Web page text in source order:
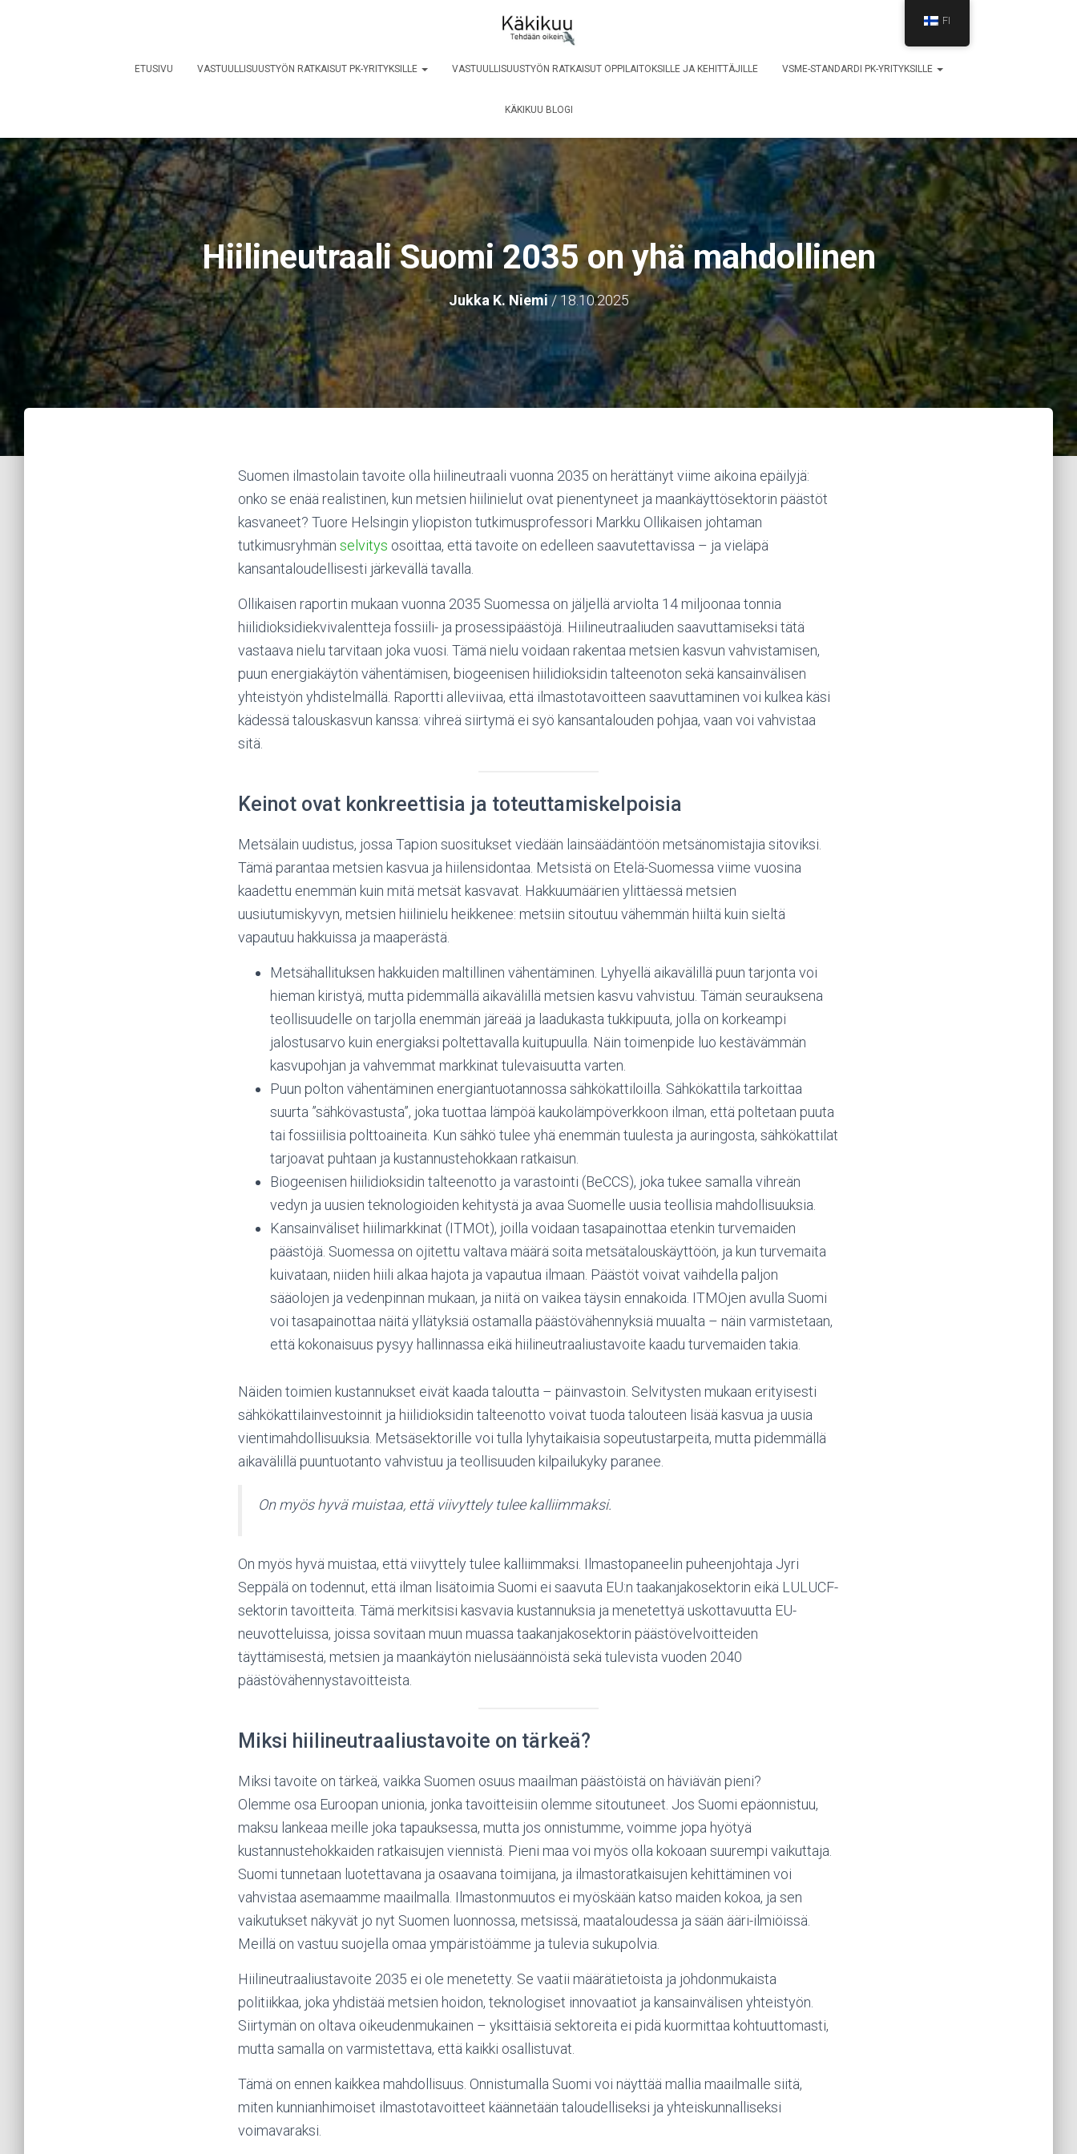
ETUSIVU VASTUULLISUUSTYÖN RATKAISUT PK-YRITYKSILLE VASTUULLISUUSTYÖN RATKAISUT OPPILAITOKSILLE JA KEHITTÄJILLE VSME-STANDARDI PK-YRITYKSILLE
KÄKIKUU BLOGI
Hiilineutraali Suomi 2035 on yhä mahdollinen
Jukka K. Niemi/18.10.2025
Suomen ilmastolain tavoite olla hiilineutraali vuonna 2035 on herättänyt viime aikoina epäilyjä:
onko se enää realistinen, kun metsien hiilinielut ovat pienentyneet ja maankäyttösektorin päästöt
kasvaneet? Tuore Helsingin yliopiston tutkimusprofessori Markku Ollikaisen johtaman
tutkimusryhmän selvitys osoittaa, että tavoite on edelleen saavutettavissa – ja vieläpä
kansantaloudellisesti järkevällä tavalla.
Ollikaisen raportin mukaan vuonna 2035 Suomessa on jäljellä arviolta 14 miljoonaa tonnia
hiilidioksidiekvivalentteja fossiili- ja prosessipäästöjä. Hiilineutraaliuden saavuttamiseksi tätä
vastaava nielu tarvitaan joka vuosi. Tämä nielu voidaan rakentaa metsien kasvun vahvistamisen,
puun energiakäytön vähentämisen, biogeenisen hiilidioksidin talteenoton sekä kansainvälisen
yhteistyön yhdistelmällä. Raportti alleviivaa, että ilmastotavoitteen saavuttaminen voi kulkea käsi
kädessä talouskasvun kanssa: vihreä siirtymä ei syö kansantalouden pohjaa, vaan voi vahvistaa
sitä.
Keinot ovat konkreettisia ja toteuttamiskelpoisia
Metsälain uudistus, jossa Tapion suositukset viedään lainsäädäntöön metsänomistajia sitoviksi.
Tämä parantaa metsien kasvua ja hiilensidontaa. Metsistä on Etelä-Suomessa viime vuosina
kaadettu enemmän kuin mitä metsät kasvavat. Hakkuumäärien ylittäessä metsien
uusiutumiskyvyn, metsien hiilinielu heikkenee: metsiin sitoutuu vähemmän hiiltä kuin sieltä
vapautuu hakkuissa ja maaperästä.
Metsähallituksen hakkuiden maltillinen vähentäminen. Lyhyellä aikavälillä puun tarjonta voi
hieman kiristyä, mutta pidemmällä aikavälillä metsien kasvu vahvistuu. Tämän seurauksena
teollisuudelle on tarjolla enemmän järeää ja laadukasta tukkipuuta, jolla on korkeampi
jalostusarvo kuin energiaksi poltettavalla kuitupuulla. Näin toimenpide luo kestävämmän
kasvupohjan ja vahvemmat markkinat tulevaisuutta varten.
Puun polton vähentäminen energiantuotannossa sähkökattiloilla. Sähkökattila tarkoittaa
suurta ”sähkövastusta”, joka tuottaa lämpöä kaukolämpöverkkoon ilman, että poltetaan puuta
tai fossiilisia polttoaineita. Kun sähkö tulee yhä enemmän tuulesta ja auringosta, sähkökattilat
tarjoavat puhtaan ja kustannustehokkaan ratkaisun.
Biogeenisen hiilidioksidin talteenotto ja varastointi (BeCCS), joka tukee samalla vihreän
vedyn ja uusien teknologioiden kehitystä ja avaa Suomelle uusia teollisia mahdollisuuksia.
Kansainväliset hiilimarkkinat (ITMOt), joilla voidaan tasapainottaa etenkin turvemaiden
päästöjä. Suomessa on ojitettu valtava määrä soita metsätalouskäyttöön, ja kun turvemaita
kuivataan, niiden hiili alkaa hajota ja vapautua ilmaan. Päästöt voivat vaihdella paljon
sääolojen ja vedenpinnan mukaan, ja niitä on vaikea täysin ennakoida. ITMOjen avulla Suomi
voi tasapainottaa näitä yllätyksiä ostamalla päästövähennyksiä muualta – näin varmistetaan,
että kokonaisuus pysyy hallinnassa eikä hiilineutraaliustavoite kaadu turvemaiden takia.
Näiden toimien kustannukset eivät kaada taloutta – päinvastoin. Selvitysten mukaan erityisesti
sähkökattilainvestoinnit ja hiilidioksidin talteenotto voivat tuoda talouteen lisää kasvua ja uusia
vientimahdollisuuksia. Metsäsektorille voi tulla lyhytaikaisia sopeutustarpeita, mutta pidemmällä
aikavälillä puuntuotanto vahvistuu ja teollisuuden kilpailukyky paranee.
On myös hyvä muistaa, että viivyttely tulee kalliimmaksi.
On myös hyvä muistaa, että viivyttely tulee kalliimmaksi. Ilmastopaneelin puheenjohtaja Jyri
Seppälä on todennut, että ilman lisätoimia Suomi ei saavuta EU:n taakanjakosektorin eikä LULUCF-
sektorin tavoitteita. Tämä merkitsisi kasvavia kustannuksia ja menetettyä uskottavuutta EU-
neuvotteluissa, joissa sovitaan muun muassa taakanjakosektorin päästövelvoitteiden
täyttämisestä, metsien ja maankäytön nielusäännöistä sekä tulevista vuoden 2040
päästövähennystavoitteista.
Miksi hiilineutraaliustavoite on tärkeä?
Miksi tavoite on tärkeä, vaikka Suomen osuus maailman päästöistä on häviävän pieni?
Olemme osa Euroopan unionia, jonka tavoitteisiin olemme sitoutuneet. Jos Suomi epäonnistuu,
maksu lankeaa meille joka tapauksessa, mutta jos onnistumme, voimme jopa hyötyä
kustannustehokkaiden ratkaisujen viennistä. Pieni maa voi myös olla kokoaan suurempi vaikuttaja.
Suomi tunnetaan luotettavana ja osaavana toimijana, ja ilmastoratkaisujen kehittäminen voi
vahvistaa asemaamme maailmalla. Ilmastonmuutos ei myöskään katso maiden kokoa, ja sen
vaikutukset näkyvät jo nyt Suomen luonnossa, metsissä, maataloudessa ja sään ääri-ilmiöissä.
Meillä on vastuu suojella omaa ympäristöämme ja tulevia sukupolvia.
Hiilineutraaliustavoite 2035 ei ole menetetty. Se vaatii määrätietoista ja johdonmukaista
politiikkaa, joka yhdistää metsien hoidon, teknologiset innovaatiot ja kansainvälisen yhteistyön.
Siirtymän on oltava oikeudenmukainen – yksittäisiä sektoreita ei pidä kuormittaa kohtuuttomasti,
mutta samalla on varmistettava, että kaikki osallistuvat.
Tämä on ennen kaikkea mahdollisuus. Onnistumalla Suomi voi näyttää mallia maailmalle siitä,
miten kunnianhimoiset ilmastotavoitteet käännetään taloudelliseksi ja yhteiskunnalliseksi
voimavaraksi.
FI